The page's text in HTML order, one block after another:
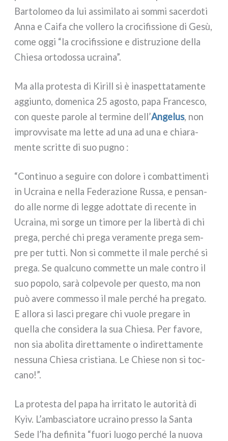
Bartolomeo da lui assi­mi­la­to ai som­mi sacer­do­ti
Anna e Caifa che vol­le­ro la cro­ci­fis­sio­ne di Gesù,
come oggi “la cro­ci­fis­sio­ne e distru­zio­ne del­la
Chiesa orto­dos­sa ucrai­na”.
Ma alla pro­te­sta di Kirill si è ina­spet­ta­ta­men­te
aggiun­to, dome­ni­ca 25 ago­sto, papa Francesco,
con que­ste paro­le al ter­mi­ne dell’Angelus, non
improv­vi­sa­te ma let­te ad una ad una e chia­ra­
men­te scrit­te di suo pugno :
“Continuo a segui­re con dolo­re i com­bat­ti­men­ti
in Ucraina e nel­la Federazione Russa, e pen­san­
do alle nor­me di leg­ge adot­ta­te di recen­te in
Ucraina, mi sor­ge un timo­re per la liber­tà di chi
pre­ga, per­ché chi pre­ga vera­men­te pre­ga sem­
pre per tut­ti. Non si com­met­te il male per­ché si
pre­ga. Se qual­cu­no com­met­te un male con­tro il
suo popo­lo, sarà col­pe­vo­le per que­sto, ma non
può ave­re com­mes­so il male per­ché ha pre­ga­to.
E allo­ra si lasci pre­ga­re chi vuo­le pre­ga­re in
quel­la che con­si­de­ra la sua Chiesa. Per favo­re,
non sia abo­li­ta diret­ta­men­te o indi­ret­ta­men­te
nes­su­na Chiesa cri­stia­na. Le Chiese non si toc­
ca­no!”.
La pro­te­sta del papa ha irri­ta­to le auto­ri­tà di
Kyiv. L’ambasciatore ucrai­no pres­so la Santa
Sede l’ha defi­ni­ta “fuo­ri luo­go per­ché la nuo­va